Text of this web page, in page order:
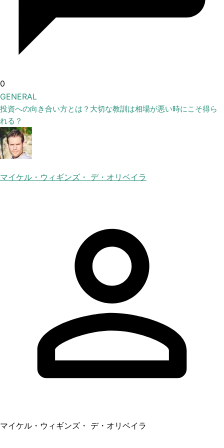
0
GENERAL
投資への向き合い方とは？大切な教訓は相場が悪い時にこそ得ら
れる？
マイケル・ウィギンズ・ デ・オリベイラ
マイケル・ウィギンズ・ デ・オリベイラ